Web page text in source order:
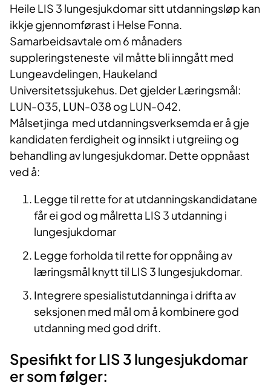
Heile LIS 3 lungesjukdomar sitt utdanningsløp kan
ikkje gjennomførast i Helse Fonna.
Samarbeidsavtale om 6 månaders
suppleringsteneste vil måtte bli inngått med
Lungeavdelingen, Haukeland
Universitetssjukehus. Det gjelder Læringsmål:
LUN-035, LUN-038 og LUN-042.
Målsetjinga med utdanningsverksemda er å gje
kandidaten ferdigheit og innsikt i utgreiing og
behandling av lungesjukdomar. Dette oppnåast
ved å:
Legge til rette for at utdanningskandidatane
får ei god og målretta LIS 3 utdanning i
lungesjukdomar
Legge forholda til rette for oppnåing av
læringsmål knytt til LIS 3 lungesjukdomar.
Integrere spesialistutdanninga i drifta av
seksjonen med mål om å kombinere god
utdanning med god drift.
Spesifikt for LIS 3 lungesjukdomar
er som følger: